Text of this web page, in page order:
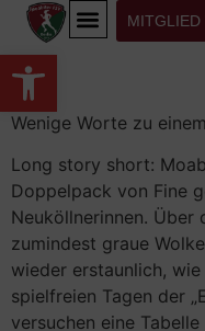
Werkzeugleiste öffnen
MITGLIED
Wenige Worte zu
Long story short:
Doppelpack von Fine
Neuköllnerinnen. Über
zumindest graue
wieder erstaunlich,
spielfreien Tagen der
versuchen eine